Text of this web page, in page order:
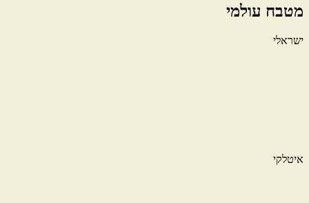
מטבח עולמי
ישראלי
איטלקי